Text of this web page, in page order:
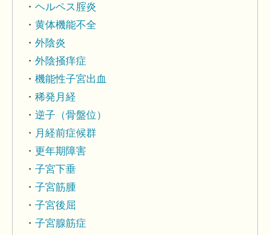
ヘルペス腟炎
黄体機能不全
外陰炎
外陰掻痒症
機能性子宮出血
稀発月経
逆子（骨盤位）
月経前症候群
更年期障害
子宮下垂
子宮筋腫
子宮後屈
子宮腺筋症